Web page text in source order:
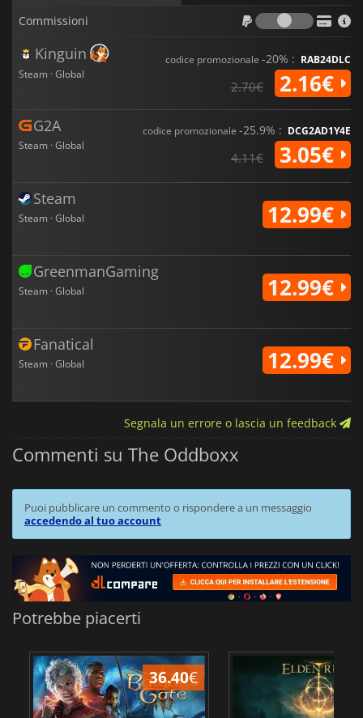
Commissioni
Kinguin
Steam · Global
codice promozionale -20% : RAB24DLC
2.70€ 2.16€
G2A
Steam · Global
codice promozionale -25.9% : DCG2AD1Y4E
4.11€ 3.05€
Steam
Steam · Global 12.99€
GreenmanGaming
Steam · Global 12.99€
Fanatical
Steam · Global 12.99€
Segnala un errore o lascia un feedback
Commenti su The Oddboxx
Puoi pubblicare un commento o rispondere a un messaggio
accedendo al tuo account
Potrebbe piacerti
36.40€